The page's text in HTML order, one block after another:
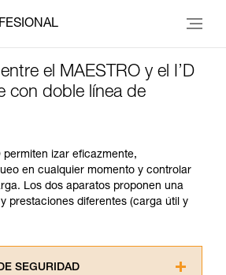
el MAESTRO y el I’D
con doble línea de
permiten izar eficazmente,
en cualquier momento y controlar
Los dos aparatos proponen una
prestaciones diferentes (carga útil y
SEGURIDAD